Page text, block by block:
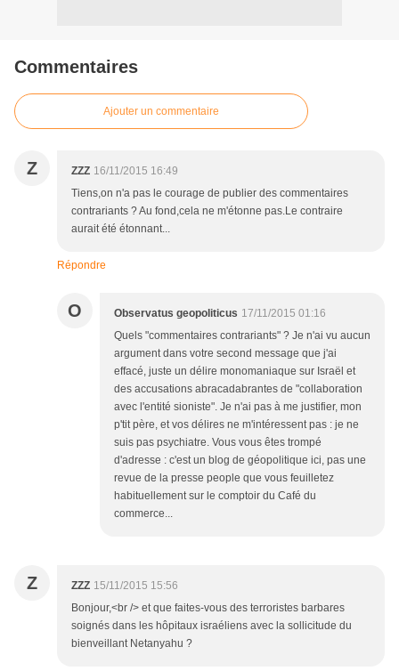
Commentaires
Ajouter un commentaire
Z ZZZ 16/11/2015 16:49
Tiens,on n'a pas le courage de publier des commentaires
contrariants ? Au fond,cela ne m'étonne pas.Le contraire
aurait été étonnant...
Répondre
O Observatus geopoliticus 17/11/2015 01:16
Quels "commentaires contrariants" ? Je n'ai vu aucun
argument dans votre second message que j'ai
effacé, juste un délire monomaniaque sur Israël et
des accusations abracadabrantes de "collaboration
avec l'entité sioniste". Je n'ai pas à me justifier, mon
p'tit père, et vos délires ne m'intéressent pas : je ne
suis pas psychiatre. Vous vous êtes trompé
d'adresse : c'est un blog de géopolitique ici, pas une
revue de la presse people que vous feuilletez
habituellement sur le comptoir du Café du
commerce...
Z ZZZ 15/11/2015 15:56
Bonjour,<br /> et que faites-vous des terroristes barbares
soignés dans les hôpitaux israéliens avec la sollicitude du
bienveillant Netanyahu ?